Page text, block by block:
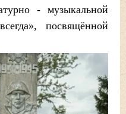
- музыкальной
посвящённой